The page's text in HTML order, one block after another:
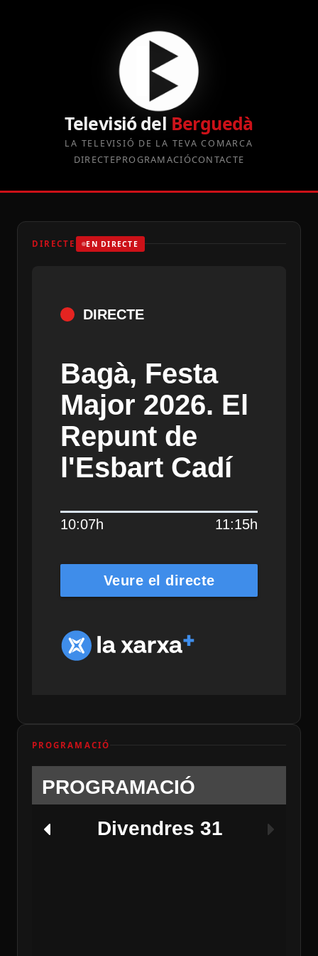
Televisió del Berguedà
LA TELEVISIÓ DE LA TEVA COMARCA
DIRECTEPROGRAMACIÓCONTACTE
DIRECTE EN DIRECTE
DIRECTE
Bagà, Festa
Major 2026. El
Repunt de
l'Esbart Cadí
10:07h 11:15h
Veure el directe
PROGRAMACIÓ
PROGRAMACIÓ
Divendres 31